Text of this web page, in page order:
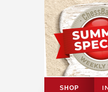
SHOP